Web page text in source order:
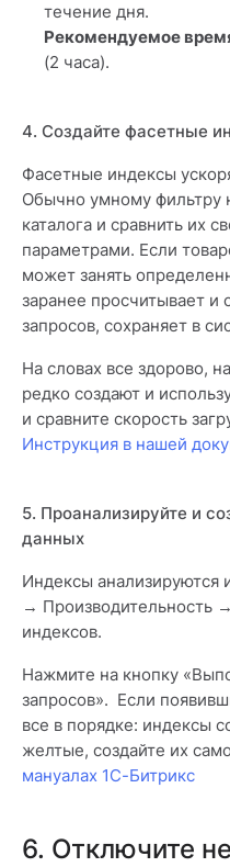
течение дня.
Рекомендуемое
(2 часа).
4. Создайте фасетные
Фасетные индексы
Обычно умному фильтру
каталога и сравнить их
параметрами. Если
может занять
заранее просчитывает и
запросов, сохраняет в
На словах все здорово,
редко создают и
и сравните скорость
Инструкция в нашей
5. Проанализируйте и
данных
Индексы анализируются
→ Производительность
индексов.
Нажмите на кнопку
запросов». Если
все в порядке: индексы
желтые, создайте их
мануалах 1С-Битрикс
6. Отключите